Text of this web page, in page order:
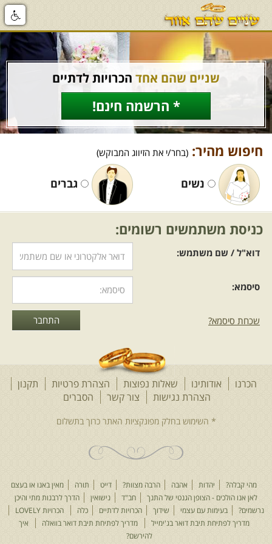
שניים שהם אחד הכרויות לדתיים
* הרשמה חינם!
חיפוש מהיר: (בחר/י את הזיווג המבוקש)
נשים גברים
כניסת משתמשים רשומים:
דוא"ל / שם משתמש:
סיסמא:
שכחת סיסמא?
הכרנו אודותינו שאלות נפוצות הצהרת פרטיות
תקנון
הצהרת נגישות
צור קשר הסברים
מהי קבלה? יהדות אהבה הרבה מצוות? דייט תורה
מאין באנו או בעצם
לאן אנו הולכים - הצופן הגנטי של התנך
חב"ד נישואין
הדרך לרבנות מתי והיכן
נרשמים?
בעימות עם עצמי שידוך הכרויות לדתיים כלה
הכרויות LOVELY
מדריך לפתיחת תיבת דואר בג'ימייל
מדריך לפתיחת תיבת דואר בוואלה
איך
להירשם?